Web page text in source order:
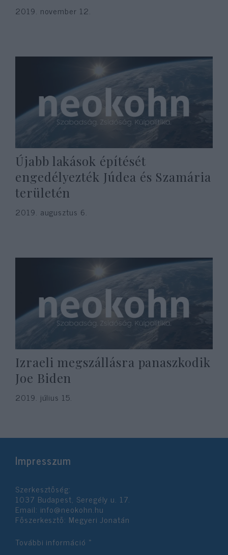
2019. november 12.
Újabb lakások építését
engedélyezték Júdea és Szamária
területén
2019. augusztus 6.
Izraeli megszállásra panaszkodik
Joe Biden
2019. július 15.
Impresszum
Szerkesztőség:
1037 Budapest, Seregély u. 17.
Email: info@neokohn.hu
Főszerkesztő: Megyeri Jonatán
További információ »